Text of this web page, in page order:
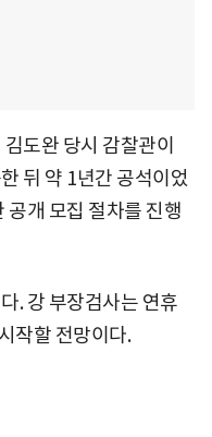
도완 당시 감찰관이
뒤 약 1년간 공석이었
공개 모집 절차를 진행
. 강 부장검사는 연휴
작할 전망이다.